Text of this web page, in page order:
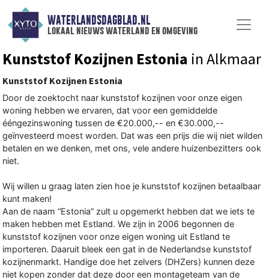
WATERLANDSDAGBLAD.NL
lokaal nieuws waterland en omgeving
Kunststof Kozijnen Estonia in Alkmaar
Kunststof Kozijnen Estonia
Door de zoektocht naar kunststof kozijnen voor onze eigen
woning hebben we ervaren, dat voor een gemiddelde
ééngezinswoning tussen de €20.000,-- en €30.000,--
geïnvesteerd moest worden. Dat was een prijs die wij niet wilden
betalen en we denken, met ons, vele andere huizenbezitters ook
niet.
Wij willen u graag laten zien hoe je kunststof kozijnen betaalbaar
kunt maken!
Aan de naam “Estonia” zult u opgemerkt hebben dat we iets te
maken hebben met Estland. We zijn in 2006 begonnen de
kunststof kozijnen voor onze eigen woning uit Estland te
importeren. Daaruit bleek een gat in de Nederlandse kunststof
kozijnenmarkt. Handige doe het zelvers (DHZers) kunnen deze
niet kopen zonder dat deze door een montageteam van de